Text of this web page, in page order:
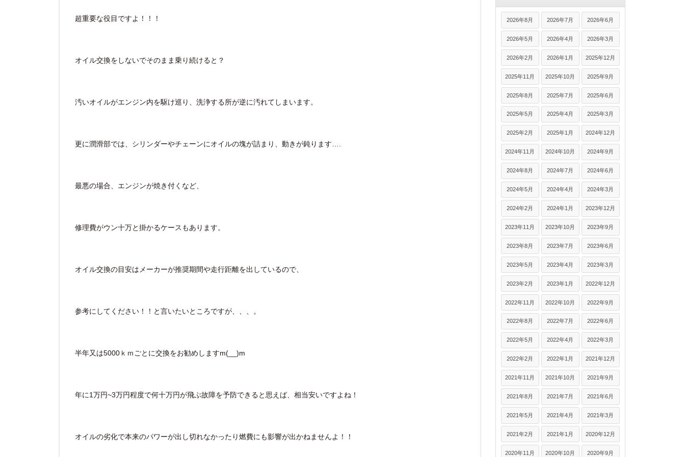
超重要な役目ですよ！！！
オイル交換をしないでそのまま乗り続けると？
汚いオイルがエンジン内を駆け巡り、洗浄する所が逆に汚れてしまいます。
更に潤滑部では、シリンダーやチェーンにオイルの塊が詰まり、動きが鈍ります….
最悪の場合、エンジンが焼き付くなど、
修理費がウン十万と掛かるケースもあります。
オイル交換の目安はメーカーが推奨期間や走行距離を出しているので、
参考にしてください！！と言いたいところですが、、、。
半年又は5000ｋｍごとに交換をお勧めしますm(__)m
年に1万円~3万円程度で何十万円が飛ぶ故障を予防できると思えば、相当安いですよね！
オイルの劣化で本来のパワーが出し切れなかったり燃費にも影響が出かねませんよ！！
2026年8月 2026年7月 2026年6月
2026年5月 2026年4月 2026年3月
2026年2月 2026年1月 2025年12月
2025年11月 2025年10月 2025年9月
2025年8月 2025年7月 2025年6月
2025年5月 2025年4月 2025年3月
2025年2月 2025年1月 2024年12月
2024年11月 2024年10月 2024年9月
2024年8月 2024年7月 2024年6月
2024年5月 2024年4月 2024年3月
2024年2月 2024年1月 2023年12月
2023年11月 2023年10月 2023年9月
2023年8月 2023年7月 2023年6月
2023年5月 2023年4月 2023年3月
2023年2月 2023年1月 2022年12月
2022年11月 2022年10月 2022年9月
2022年8月 2022年7月 2022年6月
2022年5月 2022年4月 2022年3月
2022年2月 2022年1月 2021年12月
2021年11月 2021年10月 2021年9月
2021年8月 2021年7月 2021年6月
2021年5月 2021年4月 2021年3月
2021年2月 2021年1月 2020年12月
2020年11月 2020年10月 2020年9月